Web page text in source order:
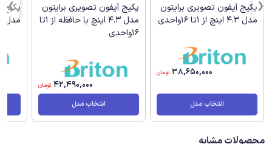
پکیج آیفون تصویری برایتون
مدل 4.3 اینچ از 1تا 16واحدی
38,650,000 تومان
انتخاب مدل
پکیج آیفون تصویری برایتون
مدل 4.3 اینچ با حافظه از 1تا
16واحدی
42,490,000 تومان
انتخاب مدل
پکیج
مدل 7 اینچ از 1تا 16واحدی
محصولات مشابه